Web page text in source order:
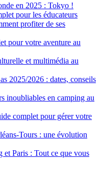
en 2025 : Tokyo !
pour les éducateurs
profiter de ses
pour votre aventure au
et multimédia au
2025/2026 : dates, conseils
inoubliables en camping au
complet pour gérer votre
Tours : une évolution
Paris : Tout ce que vous